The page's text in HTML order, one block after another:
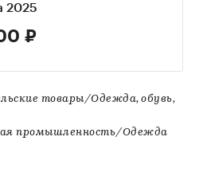
2025
₽
товары/Одежда, обувь,
промышленность/Одежда